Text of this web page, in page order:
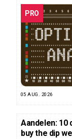
PRO
05 AUG. 2026
Aandelen: 10
buy the dip